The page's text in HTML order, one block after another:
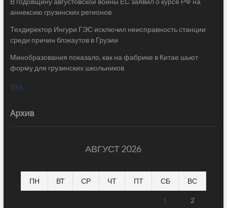
аннексию грузинских регионов
Техдиректор Ингури ГЭС исключил неисправность станции
среди причин блэкаутов в Грузии
Минобразования показало, как на фабрике в Китае шьют
форму для грузинских школьников
RSS
Архив
АВГУСТ 2026
ПН ВТ СР ЧТ ПТ СБ ВС
1 2